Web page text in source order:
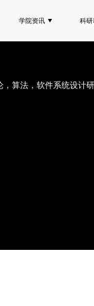
学院资讯 科
算法，软件系统设计